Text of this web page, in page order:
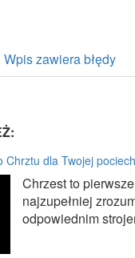
Wpis zawiera błędy
Chrztu dla Twojej
Chrzest to
najzupełniej
odpowiednim